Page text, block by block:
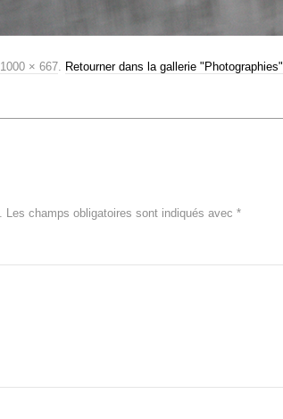
1000 × 667 Retourner dans la gallerie "Photographies"
Les champs obligatoires sont indiqués avec *